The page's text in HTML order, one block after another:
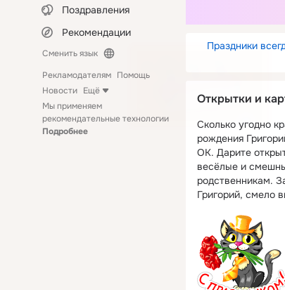
Поздравления
Рекомендации
Сменить язык
Рекламодателям Помощь
Новости Ещё
Мы применяем
рекомендательные технологии
Подробнее
Праздники
Открытки и
Сколько угодно
рождения
ОК. Дарите
весёлые и
родственникам.
Григорий, смело